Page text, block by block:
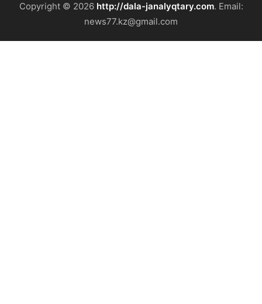
Copyright © 2026 http://dala-janalyqtary.com. Email:
news77.kz@gmail.com